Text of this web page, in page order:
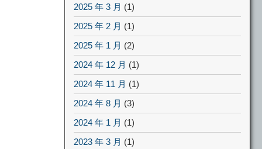
2025 年 3 月 (1)
2025 年 2 月 (1)
2025 年 1 月 (2)
2024 年 12 月 (1)
2024 年 11 月 (1)
2024 年 8 月 (3)
2024 年 1 月 (1)
2023 年 3 月 (1)